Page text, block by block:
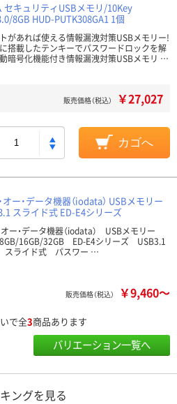
セキュリティUSBメモリ/10Key
8GB HUD-PUTK308GA1 1個
があれば使える情報漏洩対策USBメモリー!
搭載したテンキーでパスワードロックを解
暗号化機能付き情報漏洩対策USBメモリ …
販売価格（税込） ￥27,027
カゴへ
オー・データ機器（iodata） USBメモリー
スライド式 ED-E4シリーズ
オー・データ機器（iodata） USBメモリー
16GB/32GB ED-E4シリーズ USB3.1
ライド式 パスワー …
販売価格（税込） ￥9,460～
で全3商品あります
バリエーション一覧へ
ングを見る